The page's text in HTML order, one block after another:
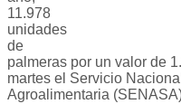
11.978
unidades
de
palmeras por un valor de
martes el Servicio
Agroalimentaria